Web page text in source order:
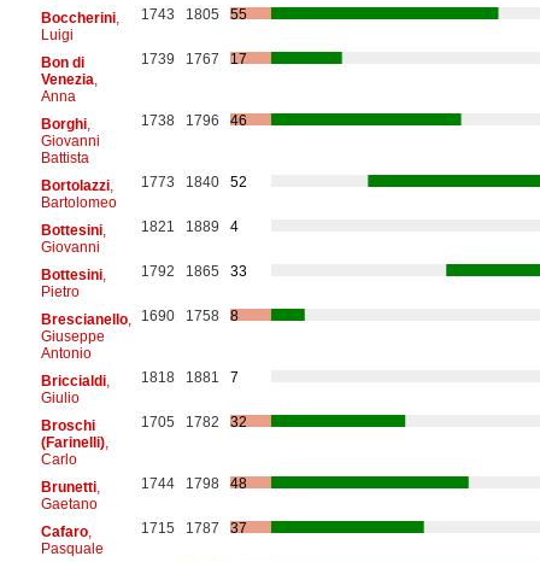
Boccherini,
Luigi
1743 1805 55
Bon di
Venezia
Anna
1739 1767 17
Borghi,
Giovanni
Battista
1738 1796 46
Bortolazzi,
Bartolomeo
1773 1840 52
Bottesini,
Giovanni
1821 1889 4
Bottesini,
Pietro
1792 1865 33
Brescianello,
Giuseppe
Antonio
1690 1758 8
Briccialdi,
Giulio
1818 1881 7
Broschi
(Farinelli),
Carlo
1705 1782 32
Brunetti,
Gaetano
1744 1798 48
Cafaro,
Pasquale
1715 1787 37